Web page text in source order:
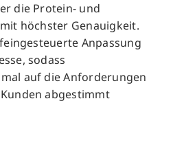
die Protein- und
höchster Genauigkeit.
Anpassung
sodass
auf die Anforderungen
abgestimmt